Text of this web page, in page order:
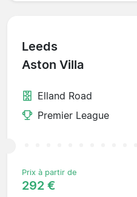
Leeds
Aston Villa
Elland Road
Premier League
Prix à partir de
292 €